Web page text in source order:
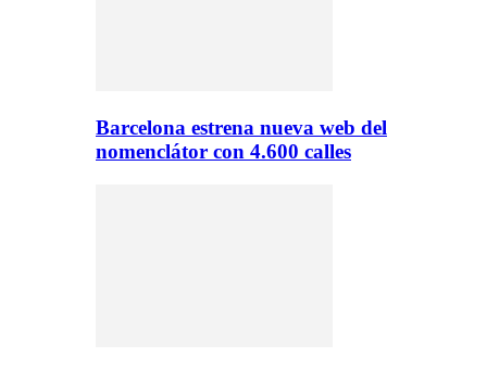
Barcelona estrena nueva web del
nomenclátor con 4.600 calles